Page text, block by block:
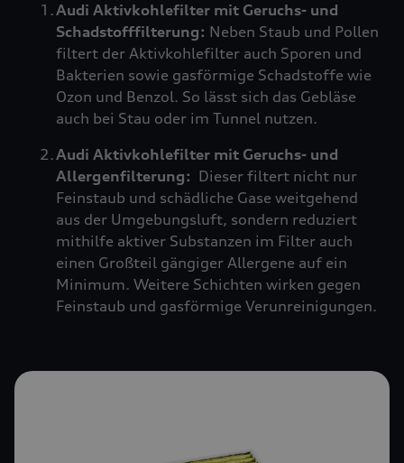
Audi Aktivkohlefilter mit Geruchs- und
Schadstofffilterung: Neben Staub und Pollen
filtert der Aktivkohlefilter auch Sporen und
Bakterien sowie gasförmige Schadstoffe wie
Ozon und Benzol. So lässt sich das Gebläse
auch bei Stau oder im Tunnel nutzen.
Audi Aktivkohlefilter mit Geruchs- und
Allergenfilterung: Dieser filtert nicht nur
Feinstaub und schädliche Gase weitgehend
aus der Umgebungsluft, sondern reduziert
mithilfe aktiver Substanzen im Filter auch
einen Großteil gängiger Allergene auf ein
Minimum. Weitere Schichten wirken gegen
Feinstaub und gasförmige Verunreinigungen.